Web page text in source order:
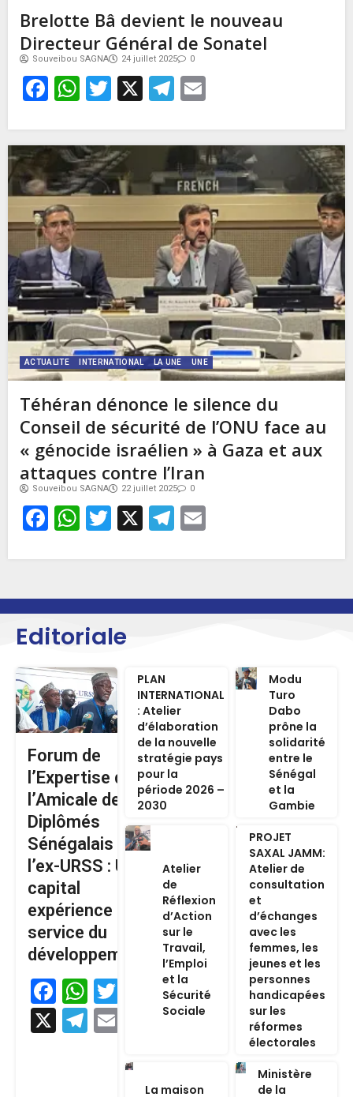
Brelotte Bâ devient le nouveau
Directeur Général de Sonatel
Souveibou SAGNA 24 juillet 2025 0
Facebook
WhatsApp
Twitter
X Telegram
ACTUALITE INTERNATIONAL LA UNE UNE
Téhéran dénonce le silence du
Conseil de sécurité de l’ONU face au
« génocide israélien » à Gaza et aux
attaques contre l’Iran
Souveibou SAGNA 22 juillet 2025 0
Facebook
WhatsApp
Twitter
X Telegram
Editoriale
Forum de
l’Expertise de
l’Amicale des
Diplômés
Sénégalais de
l’ex-URSS : Un
capital
expérience au
service du
développement
Facebook
WhatsApp
Twitter
X
Telegram
Email
PLAN
INTERNATIONAL
: Atelier
d’élaboration
de la nouvelle
stratégie pays
pour la
période 2026 –
2030
Modu
Turo
Dabo
prône la
solidarité
entre le
Sénégal
et la
Gambie
Atelier
de
Réflexion
d’Action
sur le
Travail,
l’Emploi
et la
Sécurité
Sociale
PROJET
SAXAL JAMM:
Atelier de
consultation
et
d’échanges
avec les
femmes, les
jeunes et les
personnes
handicapées
sur les
réformes
électorales
La maison
Ministère
de la